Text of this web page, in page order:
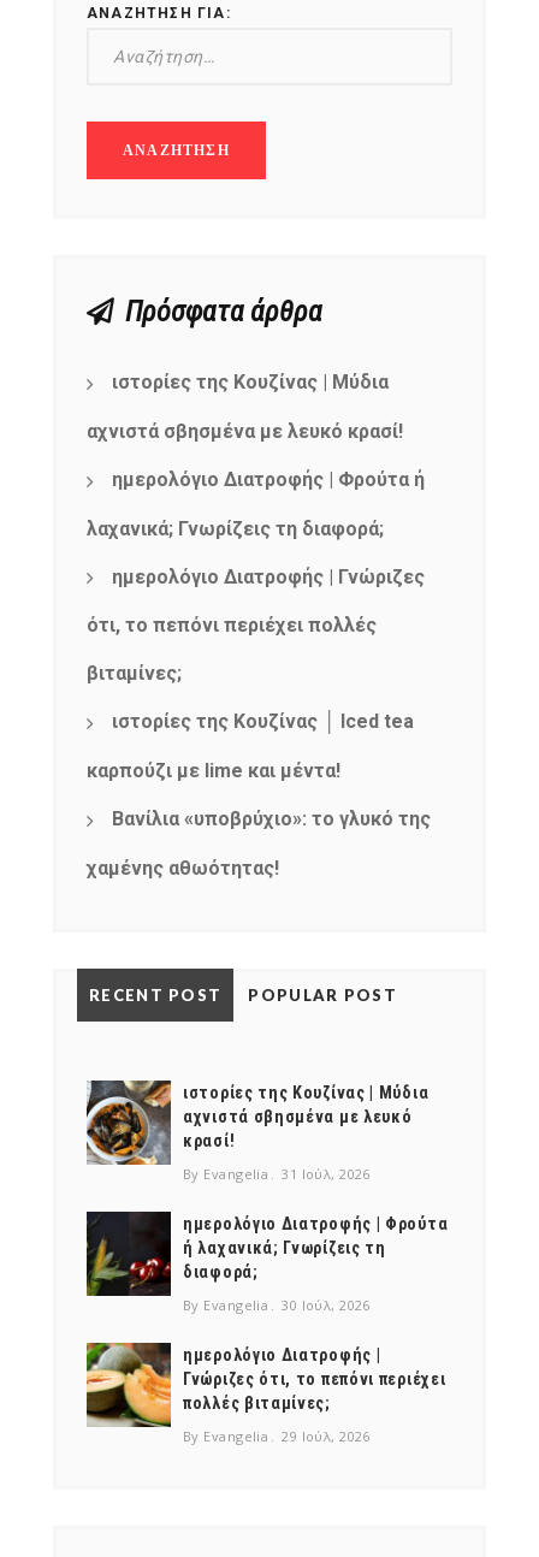
ΑΝΑΖΉΤΗΣΗ ΓΙΑ:
Πρόσφατα άρθρα
ιστορίες της Κουζίνας | Μύδια
αχνιστά σβησμένα με λευκό κρασί!
ημερολόγιο Διατροφής | Φρούτα ή
λαχανικά; Γνωρίζεις τη διαφορά;
ημερολόγιο Διατροφής | Γνώριζες
ότι, το πεπόνι περιέχει πολλές
βιταμίνες;
ιστορίες της Κουζίνας │ Iced tea
καρπούζι με lime και μέντα!
Βανίλια «υποβρύχιο»: το γλυκό της
χαμένης αθωότητας!
RECENT POST POPULAR POST
ιστορίες της Κουζίνας | Μύδια
αχνιστά σβησμένα με λευκό
κρασί!
By Evangelia 31 Ιούλ, 2026
ημερολόγιο Διατροφής | Φρούτα
ή λαχανικά; Γνωρίζεις τη
διαφορά;
By Evangelia 30 Ιούλ, 2026
ημερολόγιο Διατροφής |
Γνώριζες ότι, το πεπόνι περιέχει
πολλές βιταμίνες;
By Evangelia 29 Ιούλ, 2026
NEWSLETTER
Get ti
mel
y updates
fro
m
your favorite
products